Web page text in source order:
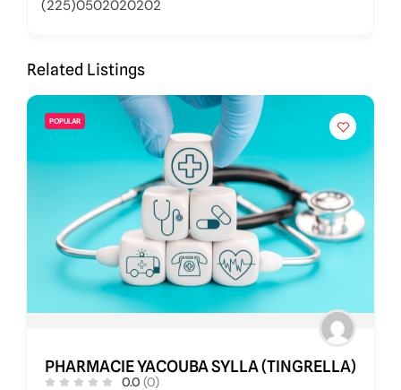
(225)0502020202
Related Listings
POPULAR
PHARMACIE YACOUBA SYLLA (TINGRELLA)
0.0 (0)